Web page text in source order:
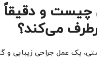
چیست و
می‌کند؟
یک عمل جراحی زیبایی و